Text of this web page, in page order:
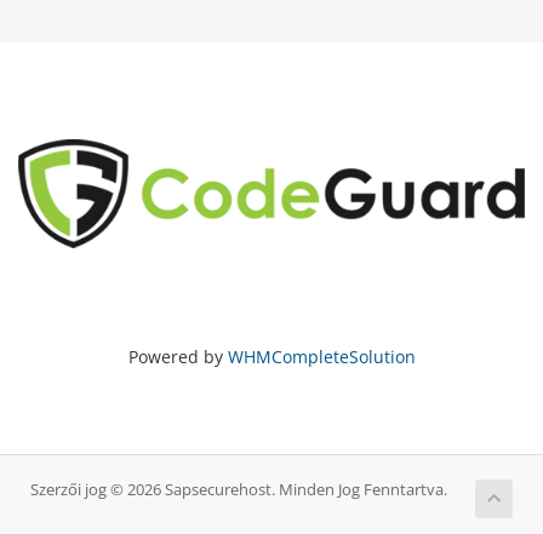
Powered by WHMCompleteSolution
Szerzői jog © 2026 Sapsecurehost. Minden Jog Fenntartva.